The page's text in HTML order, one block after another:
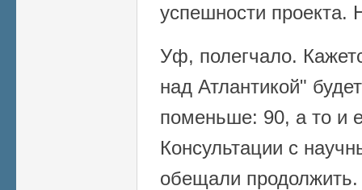
успешности проекта.
Уф, полегчало.
над Атлантикой"
поменьше: 90, а то и
Консультации с
обещали